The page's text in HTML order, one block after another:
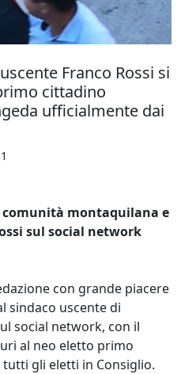
Franco Rossi si
cittadino
ufficialmente dai
montaquilana e
sul social network
con grande piacere
sindaco uscente di
social network, con il
al neo eletto primo
gli eletti in Consiglio.